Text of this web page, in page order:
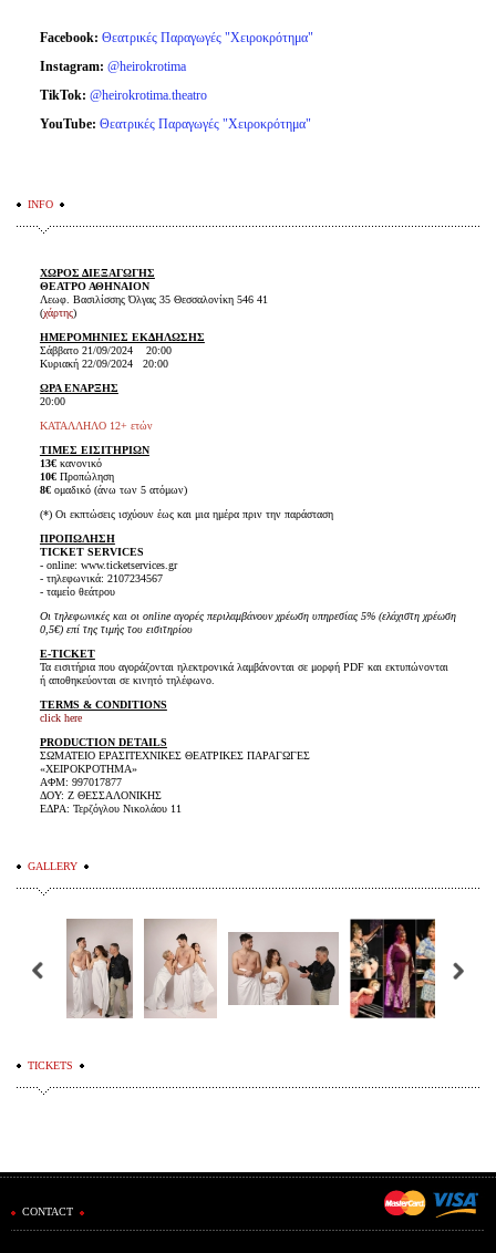
Facebook: Θεατρικές Παραγωγές "Χειροκρότημα"
Instagram: @heirokrotima
TikTok: @heirokrotima.theatro
YouTube: Θεατρικές Παραγωγές "Χειροκρότημα"
INFO
ΧΩΡΟΣ ΔΙΕΞΑΓΩΓΗΣ
ΘΕΑΤΡΟ ΑΘΗΝΑΙΟΝ
Λεωφ. Βασιλίσσης Όλγας 35 Θεσσαλονίκη 546 41
(χάρτης)
ΗΜΕΡΟΜΗΝΙΕΣ ΕΚΔΗΛΩΣΗΣ
Σάββατο 21/09/2024 20:00
Κυριακή 22/09/2024 20:00
ΩΡΑ ΕΝΑΡΞΗΣ
20:00
ΚΑΤΑΛΛΗΛΟ 12+ ετών
ΤΙΜΕΣ ΕΙΣΙΤΗΡΙΩΝ
13€ κανονικό
10€ Προπώληση
8€ομαδικό (άνω των 5 ατόμων)
(*) Οι εκπτώσεις ισχύουν έως και μια ημέρα πριν την παράσταση
ΠΡΟΠΩΛΗΣΗ
TICKET SERVICES
- online: www.ticketservices.gr
- τηλεφωνικά: 2107234567
- ταμείο θεάτρου
Οι τηλεφωνικές και οι online αγορές περιλαμβάνουν χρέωση υπηρεσίας 5% (ελάχιστη χρέωση
0,5€) επί της τιμής του εισιτηρίου
E-TICKET
Τα εισιτήρια που αγοράζονται ηλεκτρονικά λαμβάνονται σε μορφή PDF και εκτυπώνονται
ή αποθηκεύονται σε κινητό τηλέφωνο.
TERMS & CONDITIONS
click here
PRODUCTION DETAILS
ΣΩΜΑΤΕΙΟ ΕΡΑΣΙΤΕΧΝΙΚΕΣ ΘΕΑΤΡΙΚΕΣ ΠΑΡΑΓΩΓΕΣ
«ΧΕΙΡΟΚΡΟΤΗΜΑ»
ΑΦΜ: 997017877
ΔΟΥ: Ζ ΘΕΣΣΑΛΟΝΙΚΗΣ
ΕΔΡΑ: Τερζόγλου Νικολάου 11
GALLERY
TICKETS
CONTACT